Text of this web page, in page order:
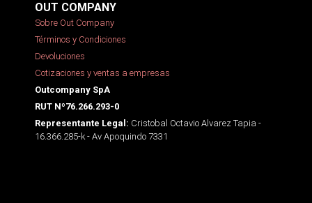
OUT COMPANY
Sobre Out Company
Términos y Condiciones
Devoluciones
Cotizaciones y ventas a empresas
Outcompany SpA
RUT Nº76.266.293-0
Representante Legal: Cristobal Octavio Alvarez Tapia -
16.366.285-k - Av Apoquindo 7331